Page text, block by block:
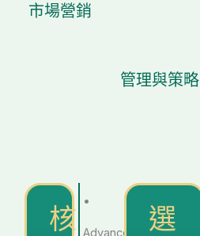
管理與策略
市場營銷
核
•
選